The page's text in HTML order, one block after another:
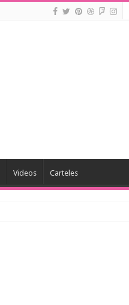
Videos Carteles